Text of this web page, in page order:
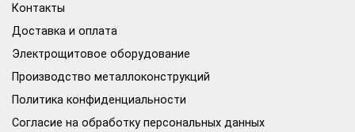
Контакты
Доставка и оплата
Электрощитовое оборудование
Производство металлоконструкций
Политика конфиденциальности
Согласие на обработку персональных данных